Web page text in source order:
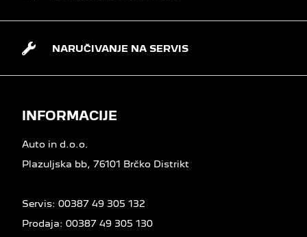
NARUČIVANJE NA SERVIS
INFORMACIJE
Auto in d.o.o.
Plazuljska bb, 76101 Brčko Distrikt
Servis: 00387 49 305 132
Prodaja: 00387 49 305 130